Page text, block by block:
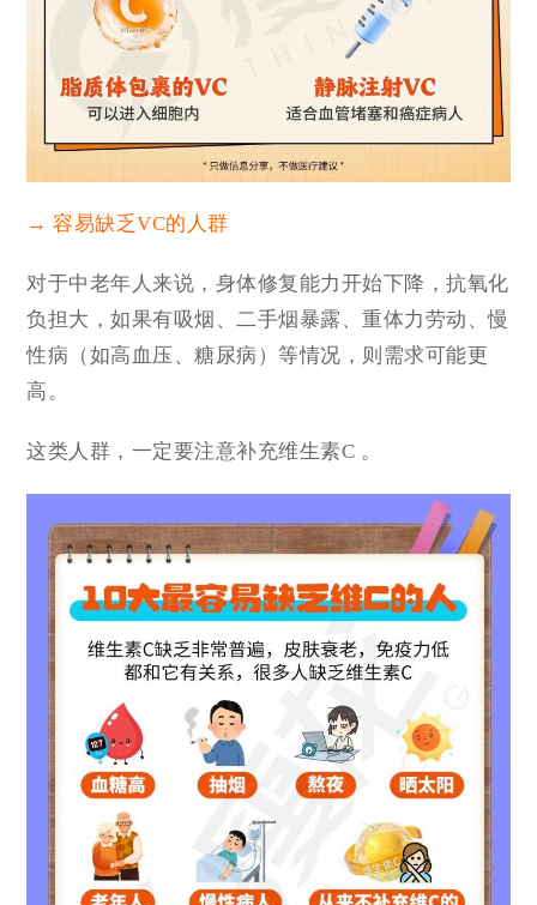
→ 容易缺乏VC的人群
对于中老年人来说，身体修复能力开始下降，抗氧化
负担大，如果有吸烟、二手烟暴露、重体力劳动、慢
性病（如高血压、糖尿病）等情况，则需求可能更
高。
这类人群，一定要注意补充维生素C 。